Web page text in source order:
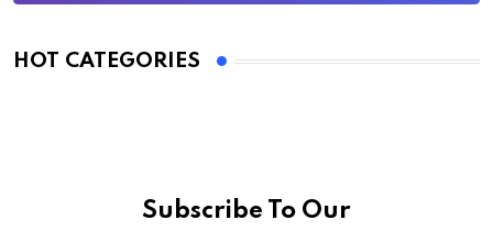
HOT CATEGORIES
Subscribe To Our